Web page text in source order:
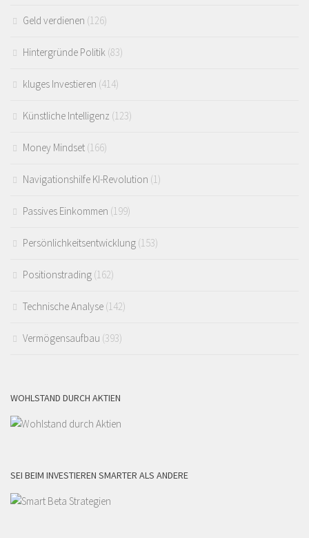
Geld verdienen (126)
Hintergründe Politik (83)
kluges Investieren (414)
Künstliche Intelligenz (123)
Money Mindset (166)
Navigationshilfe KI-Revolution (1)
Passives Einkommen (199)
Persönlichkeitsentwicklung (153)
Positionstrading (162)
Technische Analyse (142)
Vermögensaufbau (393)
WOHLSTAND DURCH AKTIEN
SEI BEIM INVESTIEREN SMARTER ALS ANDERE